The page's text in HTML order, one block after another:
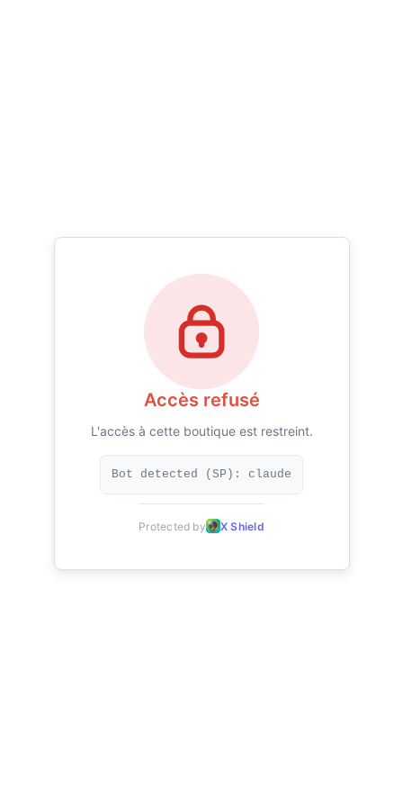
Accès refusé
L'accès à cette boutique est restreint.
Bot detected (SP): claude
Protected by X Shield